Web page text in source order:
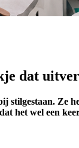
dat
stilgestaan. Ze
het wel een